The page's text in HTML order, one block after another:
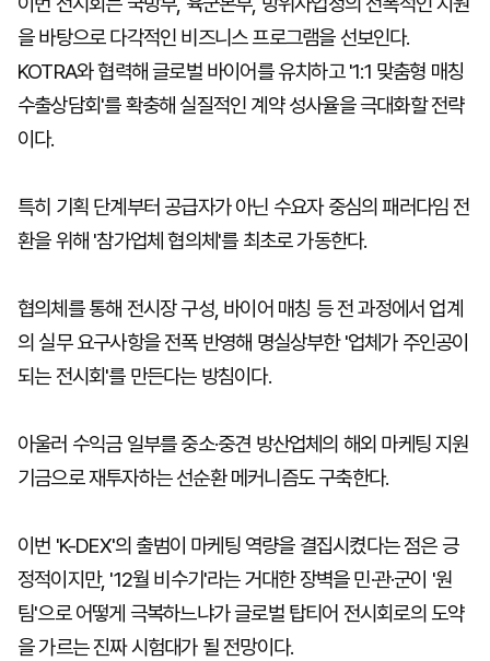
을 바탕으로 다각적인 비즈니스 프로그램을 선보인다.
KOTRA와 협력해 글로벌 바이어를 유치하고 '1:1 맞춤형 매칭
수출상담회'를 확충해 실질적인 계약 성사율을 극대화할 전략
이다.
특히 기획 단계부터 공급자가 아닌 수요자 중심의 패러다임 전
환을 위해 '참가업체 협의체'를 최초로 가동한다.
협의체를 통해 전시장 구성, 바이어 매칭 등 전 과정에서 업계
의 실무 요구사항을 전폭 반영해 명실상부한 '업체가 주인공이
되는 전시회'를 만든다는 방침이다.
아울러 수익금 일부를 중소·중견 방산업체의 해외 마케팅 지원
기금으로 재투자하는 선순환 메커니즘도 구축한다.
이번 'K-DEX'의 출범이 마케팅 역량을 결집시켰다는 점은 긍
정적이지만, '12월 비수기'라는 거대한 장벽을 민·관·군이 '원
팀'으로 어떻게 극복하느냐가 글로벌 탑티어 전시회로의 도약
을 가르는 진짜 시험대가 될 전망이다.